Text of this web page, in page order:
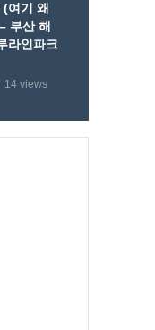
여기 왜
부산 해
라인파크
14 views